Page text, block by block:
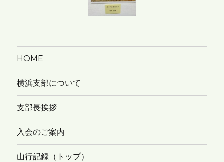
HOME
横浜支部について
支部長挨拶
入会のご案内
山行記録（トップ）